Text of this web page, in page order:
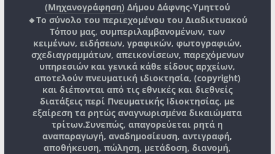
(Μηχανογράφηση) Δήμου Δάφνης-Υμηττού
🔸Το σύνολο του περιεχομένου του Διαδικτυακού
Τόπου μας, συμπεριλαμβανομένων, των
κειμένων, ειδήσεων, γραφικών, φωτογραφιών,
σχεδιαγραμμάτων, απεικονίσεων, παρεχόμενων
υπηρεσιών και γενικά κάθε είδους αρχείων,
αποτελούν πνευματική ιδιοκτησία, (copyright)
και διέπονται από τις εθνικές και διεθνείς
διατάξεις περί Πνευματικής Ιδιοκτησίας, με
εξαίρεση τα ρητώς αναγνωρισμένα δικαιώματα
τρίτων.Συνεπώς, απαγορεύεται ρητά η
αναπαραγωγή, αναδημοσίευση, αντιγραφή,
αποθήκευση, πώληση, μετάδοση, διανομή,